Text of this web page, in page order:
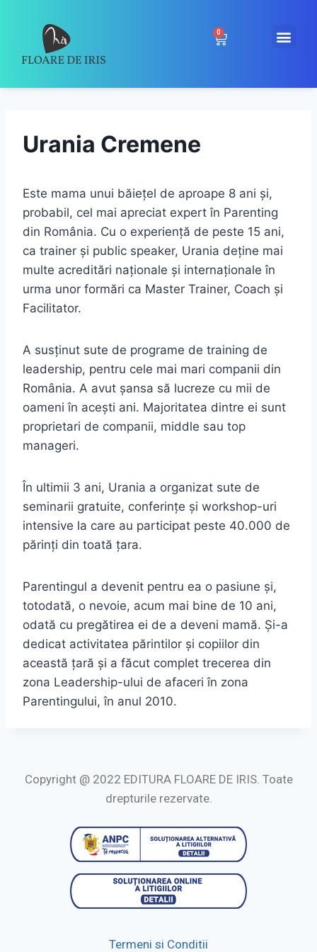
0
Urania Cremene
Este mama unui băiețel de aproape 8 ani și,
probabil, cel mai apreciat expert în Parenting
din România. Cu o experiență de peste 15 ani,
ca trainer și public speaker, Urania deține mai
multe acreditări naționale și internaționale în
urma unor formări ca Master Trainer, Coach și
Facilitator.
A susținut sute de programe de training de
leadership, pentru cele mai mari companii din
România. A avut șansa să lucreze cu mii de
oameni în acești ani. Majoritatea dintre ei sunt
proprietari de companii, middle sau top
manageri.
În ultimii 3 ani, Urania a organizat sute de
seminarii gratuite, conferințe și workshop-uri
intensive la care au participat peste 40.000 de
părinți din toată țara.
Parentingul a devenit pentru ea o pasiune și,
totodată, o nevoie, acum mai bine de 10 ani,
odată cu pregătirea ei de a deveni mamă. Și-a
dedicat activitatea părintilor și copiilor din
această țară și a făcut complet trecerea din
zona Leadership-ului de afaceri în zona
Parentingului, în anul 2010.
Copyright @ 2022 EDITURA FLOARE DE IRIS. Toate
drepturile rezervate.
Termeni si Conditii